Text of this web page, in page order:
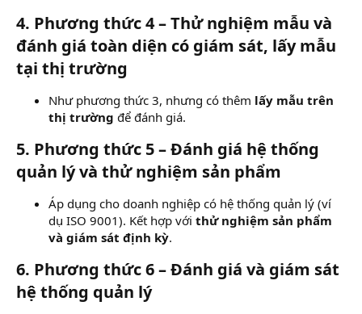
4. Phương thức 4 – Thử nghiệm mẫu và
đánh giá toàn diện có giám sát, lấy mẫu
tại thị trường
Như phương thức 3, nhưng có thêm lấy mẫu trên
thị trường để đánh giá.
5. Phương thức 5 – Đánh giá hệ thống
quản lý và thử nghiệm sản phẩm
Áp dụng cho doanh nghiệp có hệ thống quản lý (ví
dụ ISO 9001). Kết hợp với thử nghiệm sản phẩm
và giám sát định kỳ.
6. Phương thức 6 – Đánh giá và giám sát
hệ thống quản lý